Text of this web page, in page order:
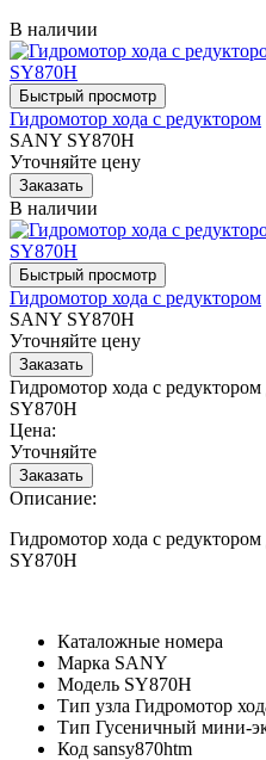
В наличии
Гидромотор хода с редуктором
SANY SY870H
Уточняйте цену
В наличии
Гидромотор хода с редуктором
SANY SY870H
Уточняйте цену
Гидромотор хода с
SY870H
Цена:
Уточняйте
Описание:
Гидромотор хода с
SY870H
Каталожные номера
Марка SANY
Модель SY870H
Тип узла Гидромотор
Тип Гусеничный мини-
Код sansy870htm